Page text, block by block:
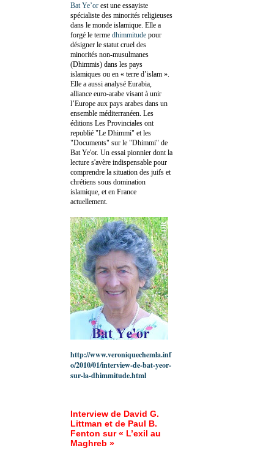
Bat Ye’or est une essayiste
spécialiste des minorités religieuses
dans le monde islamique. Elle a
forgé le terme dhimmitude pour
désigner le statut cruel des
minorités non-musulmanes
(Dhimmis) dans les pays
islamiques ou en « terre d’islam ».
Elle a aussi analysé Eurabia,
alliance euro-arabe visant à unir
l’Europe aux pays arabes dans un
ensemble méditerranéen. Les
éditions Les Provinciales ont
republié "Le Dhimmi" et les
"Documents" sur le "Dhimmi" de
Bat Ye'or. Un essai pionnier dont la
lecture s'avère indispensable pour
comprendre la situation des juifs et
chrétiens sous domination
islamique, et en France
actuellement.
http://www.veroniquechemla.inf
o/2010/01/interview-de-bat-yeor-
sur-la-dhimmitude.html
Interview de David G.
Littman et de Paul B.
Fenton sur « L’exil au
Maghreb »